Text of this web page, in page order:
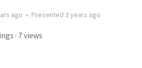
ago • Presented 3 years ago
· 7views